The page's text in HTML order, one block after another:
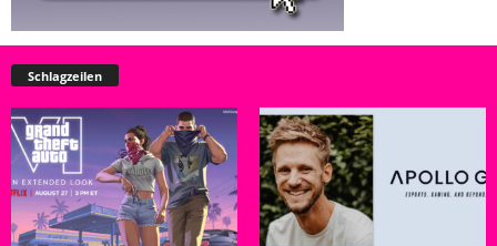
Schlagzeilen